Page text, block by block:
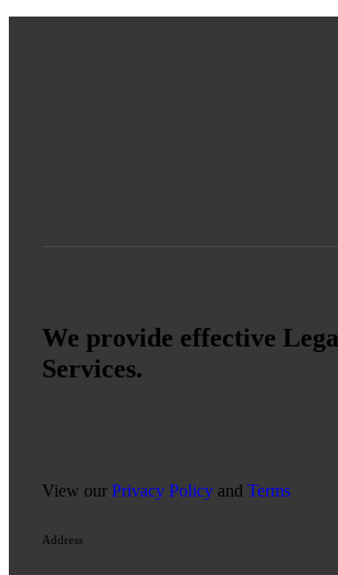
We provide effective
Services.
View our Privacy Policy and Terms
Address